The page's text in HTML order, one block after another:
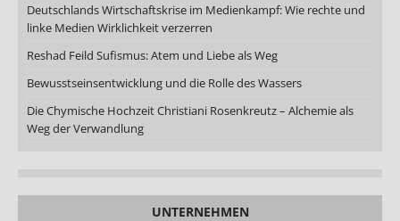
Deutschlands Wirtschaftskrise im Medienkampf: Wie rechte und
linke Medien Wirklichkeit verzerren
Reshad Feild Sufismus: Atem und Liebe als Weg
Bewusstseinsentwicklung und die Rolle des Wassers
Die Chymische Hochzeit Christiani Rosenkreutz – Alchemie als
Weg der Verwandlung
UNTERNEHMEN